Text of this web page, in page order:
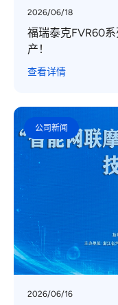
2026/06/18
福瑞泰克FVR60
产！
查看详情
公司新闻
2026/06/16